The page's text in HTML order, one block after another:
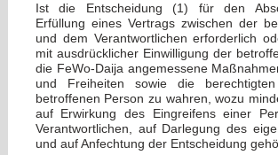
Ist die Entscheidung (1) für den
Erfüllung eines Vertrags zwischen der
und dem Verantwortlichen erforderlich
mit ausdrücklicher Einwilligung der
die FeWo-Daija angemessene
und Freiheiten sowie die
betroffenen Person zu wahren, wozu
auf Erwirkung des Eingreifens einer
Verantwortlichen, auf Darlegung des
und auf Anfechtung der Entscheidung